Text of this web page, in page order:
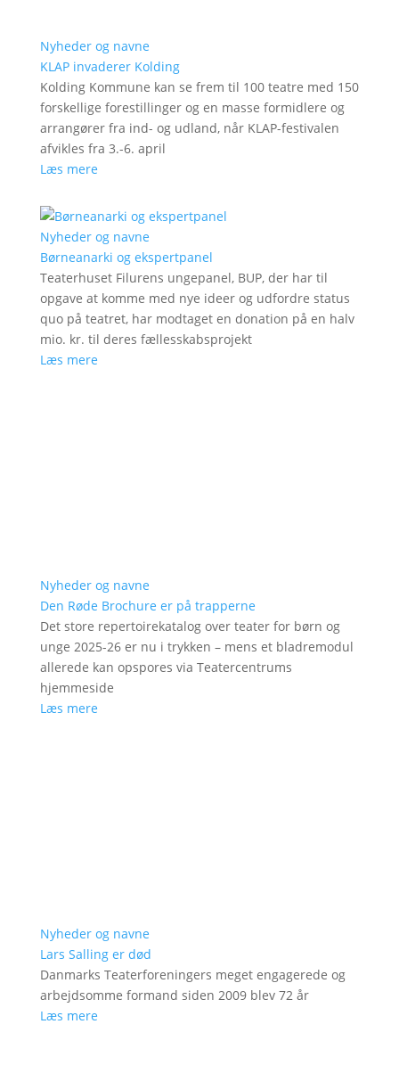
Nyheder og navne
KLAP invaderer Kolding
Kolding Kommune kan se frem til 100 teatre med 150
forskellige forestillinger og en masse formidlere og
arrangører fra ind- og udland, når KLAP-festivalen
afvikles fra 3.-6. april
Læs mere
Nyheder og navne
Børneanarki og ekspertpanel
Teaterhuset Filurens ungepanel, BUP, der har til
opgave at komme med nye ideer og udfordre status
quo på teatret, har modtaget en donation på en halv
mio. kr. til deres fællesskabsprojekt
Læs mere
Nyheder og navne
Den Røde Brochure er på trapperne
Det store repertoirekatalog over teater for børn og
unge 2025-26 er nu i trykken – mens et bladremodul
allerede kan opspores via Teatercentrums
hjemmeside
Læs mere
Nyheder og navne
Lars Salling er død
Danmarks Teaterforeningers meget engagerede og
arbejdsomme formand siden 2009 blev 72 år
Læs mere